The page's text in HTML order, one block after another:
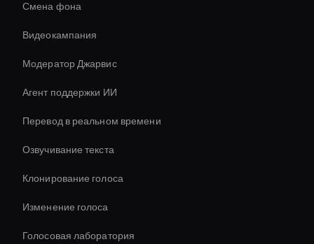
Смена фона
Видеокампания
Модератор Джарвис
Агент поддержки ИИ
Перевод в реальном времени
Озвучивание текста
Клонирование голоса
Изменение голоса
Голосовая лаборатория